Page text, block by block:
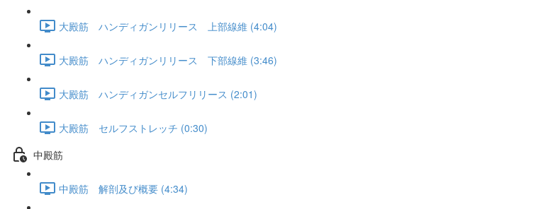
大殿筋 ハンディガンリリース 上部線維 (4:04)
大殿筋 ハンディガンリリース 下部線維 (3:46)
大殿筋 ハンディガンセルフリリース (2:01)
大殿筋 セルフストレッチ (0:30)
中殿筋
中殿筋 解剖及び概要 (4:34)